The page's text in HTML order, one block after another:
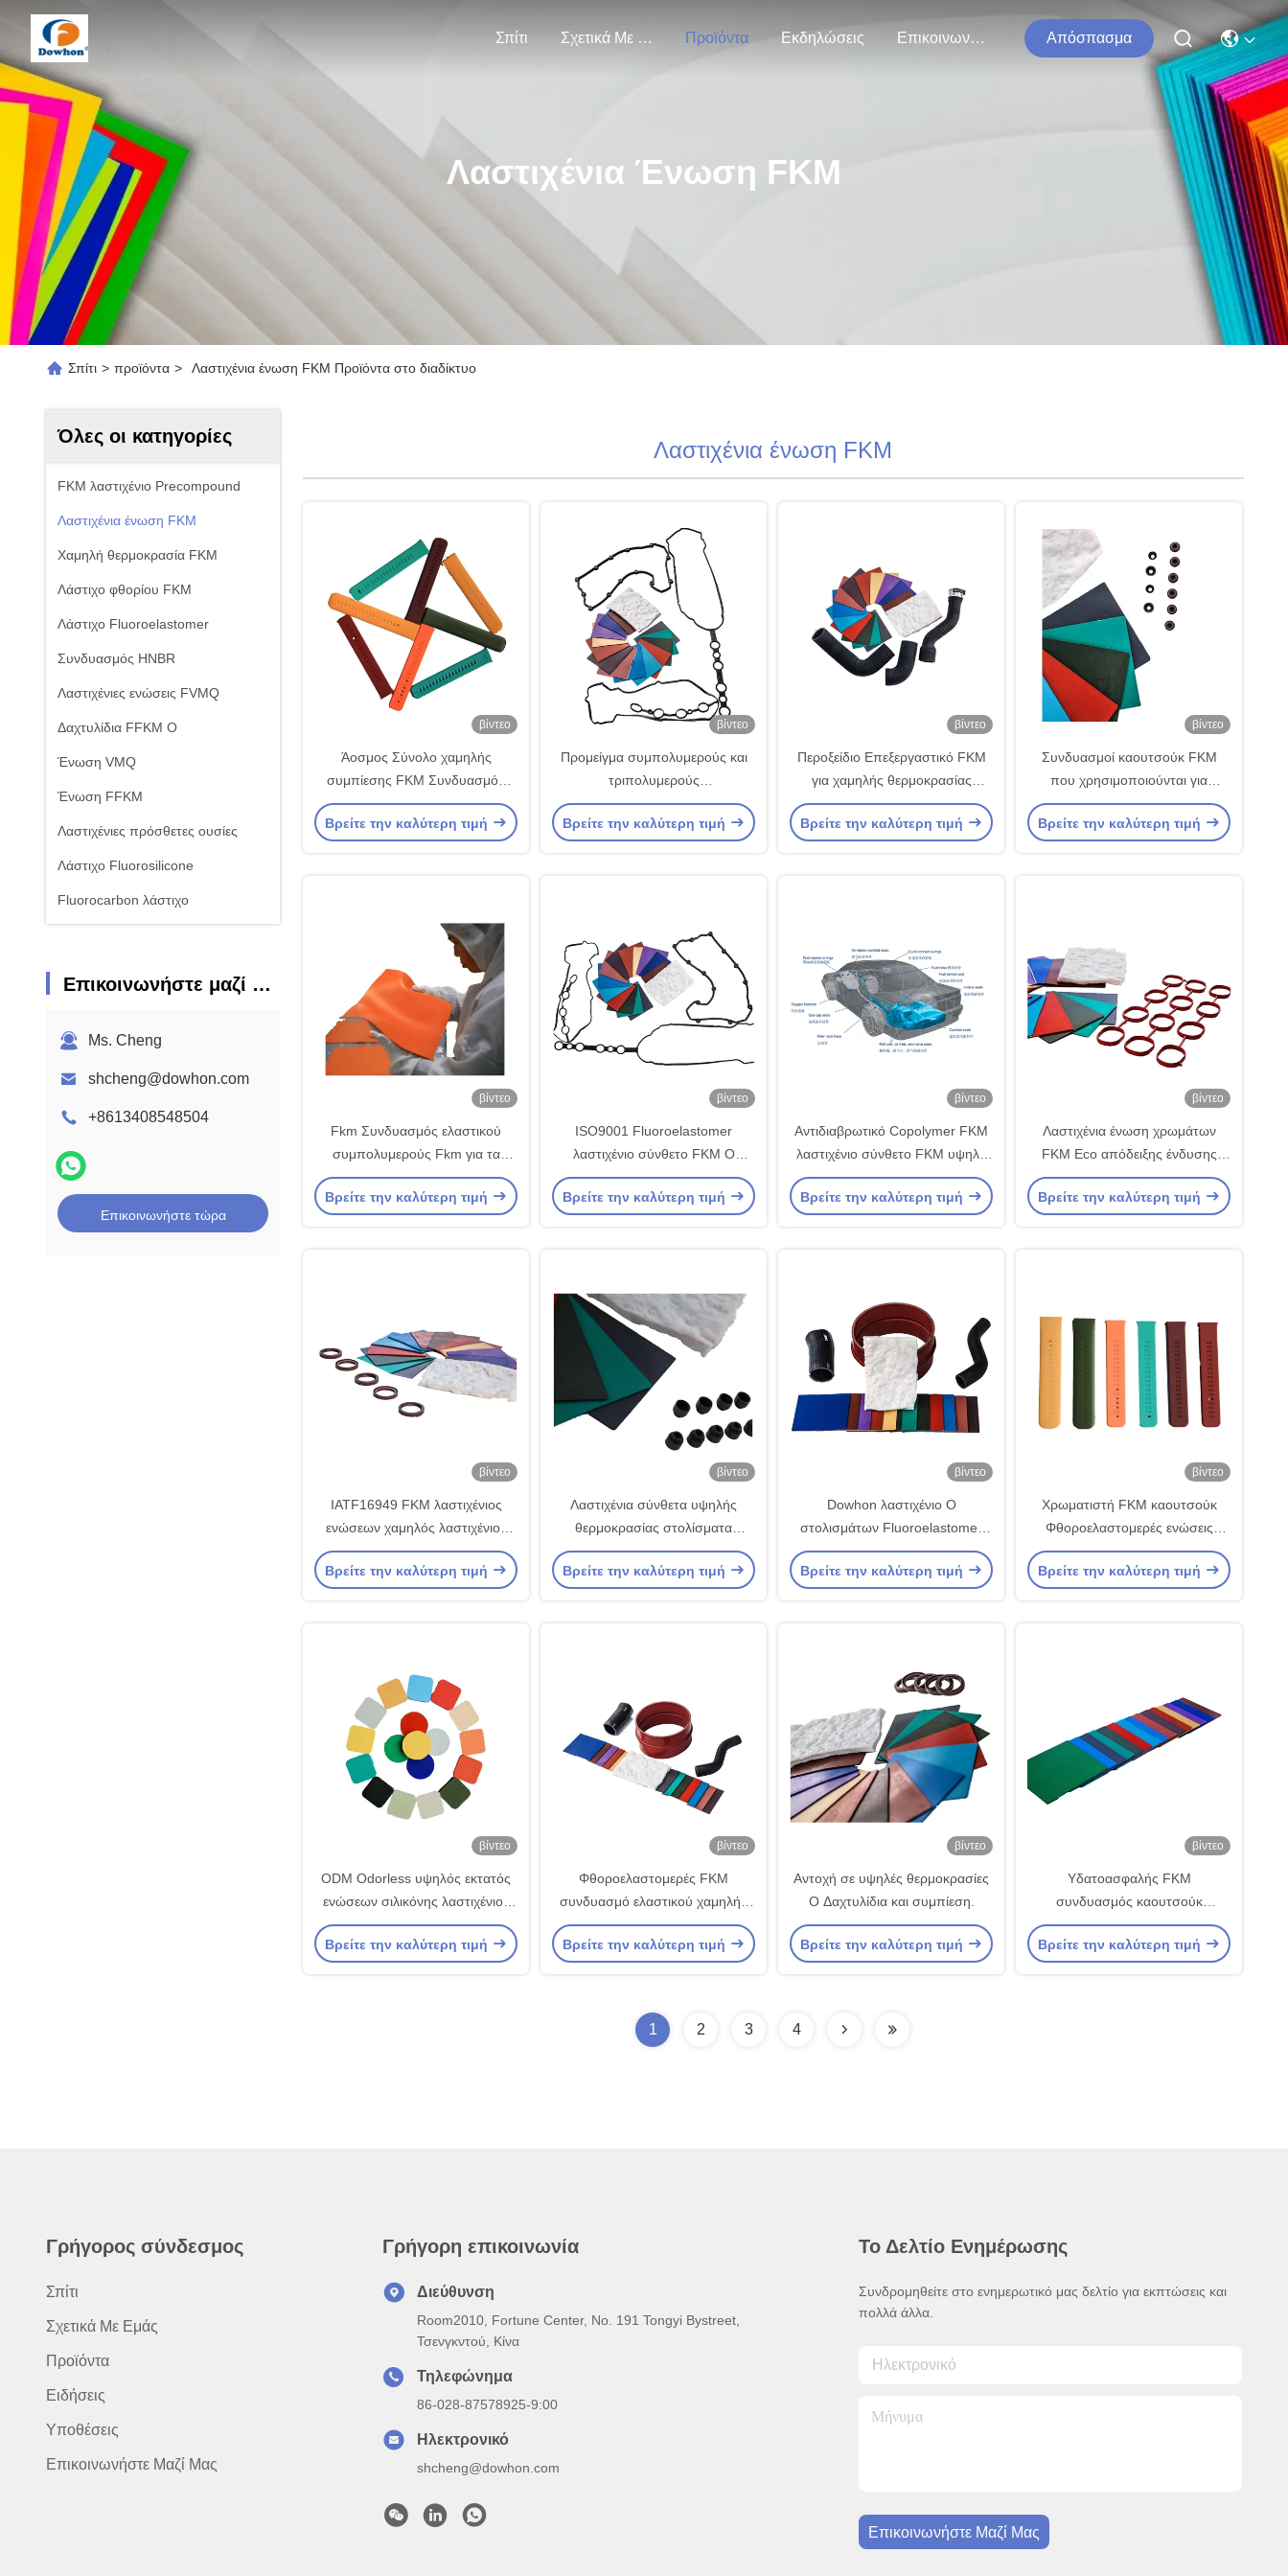
Σπίτι Σχετικά Με Εμάς Προϊόντα Εκδηλώσεις Επικοινωνήστε Μαζί Μας Απόσπασμα
Λαστιχένια Ένωση FKM
Σπίτι > προϊόντα > Λαστιχένια ένωση FKM Προϊόντα στο διαδίκτυο
Όλες οι κατηγορίες
FKM λαστιχένιο Precompound
Λαστιχένια ένωση FKM
Χαμηλή θερμοκρασία FKM
Λάστιχο φθορίου FKM
Λάστιχο Fluoroelastomer
Συνδυασμός HNBR
Λαστιχένιες ενώσεις FVMQ
Δαχτυλίδια FFKM Ο
Ένωση VMQ
Ένωση FFKM
Λαστιχένιες πρόσθετες ουσίες
Λάστιχο Fluorosilicone
Fluorocarbon λάστιχο
Επικοινωνήστε μαζί μας
Ms. Cheng
shcheng@dowhon.com
+8613408548504
Επικοινωνήστε τώρα
Λαστιχένια ένωση FKM
βίντεο
Άοσμος Σύνολο χαμηλής
συμπίεσης FKM Συνδυασμός
καουτσούκ για έξυπνες φορητές
συσκευές Συνδυασμός
Βρείτε την καλύτερη τιμή
βίντεο
Προμείγμα συμπολυμερούς και
τριπολυμερούς
φθοριοελαστομερούς
Βρείτε την καλύτερη τιμή
βίντεο
Περοξείδιο Επεξεργαστικό FKM
για χαμηλής θερμοκρασίας
πετρελαϊκή σφραγίδα Τυλίστρες
δακτυλίων O σωλήνες καυσίμου
Βρείτε την καλύτερη τιμή
βίντεο
Συνδυασμοί καουτσούκ FKM
που χρησιμοποιούνται για
στεγνώσεις και σφραγίδες
Βρείτε την καλύτερη τιμή
βίντεο
Fkm Συνδυασμός ελαστικού
συμπολυμερούς Fkm για τα
εξαρτήματα ελαστικού
αυτοκινήτων
Βρείτε την καλύτερη τιμή
βίντεο
ISO9001 Fluoroelastomer
λαστιχένιο σύνθετο FKM Ο
σύνολο συμπίεσης δαχτυλιδιών
υλικό χαμηλό
Βρείτε την καλύτερη τιμή
βίντεο
Αντιδιαβρωτικό Copolymer FKM
λαστιχένιο σύνθετο FKM υψηλό
παρέμβυσμα ελαίου φορτιστών
φθορίου στροβιλο
Βρείτε την καλύτερη τιμή
βίντεο
Λαστιχένια ένωση χρωμάτων
FKM Eco απόδειξης ένδυσης
διάφορο για τη λαστιχένια
μανικών μάνικα καυσίμων
Βρείτε την καλύτερη τιμή
βίντεο
IATF16949 FKM λαστιχένιος
ενώσεων χαμηλός λαστιχένιος
cOem σιλικόνης συμπίεσης
καθορισμένος
Βρείτε την καλύτερη τιμή
βίντεο
Λαστιχένια σύνθετα υψηλής
θερμοκρασίας στολίσματα
αντίστασης αντίστασης FKM
καυσίμων cOem
Βρείτε την καλύτερη τιμή
βίντεο
Dowhon λαστιχένιο Ο
στολισμάτων Fluoroelastomer
λαστιχένιο Fluoro σύνολο
συμπίεσης δαχτυλιδιών χαμηλό
Βρείτε την καλύτερη τιμή
βίντεο
Χρωματιστή FKM καουτσούκ
Φθοροελαστομερές ενώσεις
Αντίσταση στην φθορά για
έξυπνες φορητές συσκευές
Βρείτε την καλύτερη τιμή
βίντεο
ODM Odorless υψηλός εκτατός
ενώσεων σιλικόνης λαστιχένιος
για τα λαστιχένια στολίσματα
παρεμβυσμάτων ελαίου
Βρείτε την καλύτερη τιμή
βίντεο
Φθοροελαστομερές FKM
συνδυασμό ελαστικού χαμηλής
συμπίεσης
Βρείτε την καλύτερη τιμή
βίντεο
Αντοχή σε υψηλές θερμοκρασίες
O Δαχτυλίδια και συμπίεση.
Βρείτε την καλύτερη τιμή
βίντεο
Υδατοασφαλής FKM
συνδυασμός καουτσούκ
φθοροανθρακονικού
συνδυασμού αναμειγνυτές μύλων
Βρείτε την καλύτερη τιμή
1 2 3 4
Γρήγορος σύνδεσμος
Σπίτι
Σχετικά Με Εμάς
Προϊόντα
Ειδήσεις
Υποθέσεις
Επικοινωνήστε Μαζί Μας
Γρήγορη επικοινωνία
Διεύθυνση
Room2010, Fortune Center, No. 191 Tongyi Bystreet,
Τσενγκντού, Κίνα
Τηλεφώνημα
86-028-87578925-9:00
Ηλεκτρονικό
shcheng@dowhon.com
Το Δελτίο Ενημέρωσης
Συνδρομηθείτε στο ενημερωτικό μας δελτίο για εκπτώσεις και
πολλά άλλα.
Επικοινωνήστε Μαζί Μας